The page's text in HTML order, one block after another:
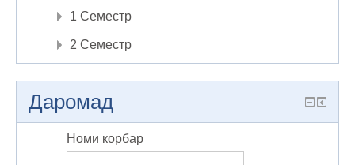
1 Семестр
2 Семестр
Даромад
Номи корбар